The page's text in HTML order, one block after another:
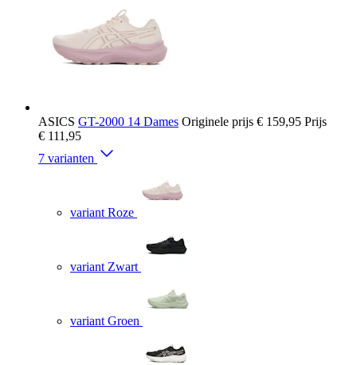
ASICS GT-2000 14 Dames Originele prijs € 159,95 Prijs
€ 111,95
7 varianten
variant Roze
variant Zwart
variant Groen